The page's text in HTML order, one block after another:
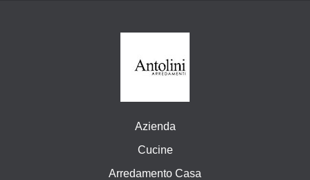
Azienda
Cucine
Arredamento Casa